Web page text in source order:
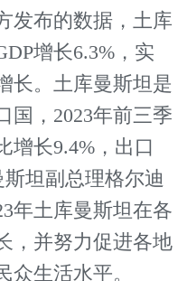
布的数据，土库
增长6.3%，实
长。土库曼斯坦是
国，2023年前三季
增长9.4%，出口
斯坦副总理格尔迪
年土库曼斯坦在各
，并努力促进各地
众生活水平。